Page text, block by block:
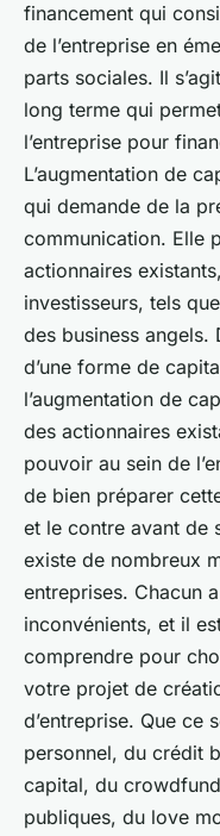
financement qui
de l’entreprise en
parts sociales. Il
long terme qui
l’entreprise pour
L’augmentation de
qui demande de la
communication. Elle
actionnaires
investisseurs, tels
des business angels.
d’une forme de
l’augmentation de
des actionnaires
pouvoir au sein de
de bien préparer
et le contre avant de
existe de nombreux
entreprises. Chacun
inconvénients, et il
comprendre pour
votre projet de
d’entreprise. Que ce
personnel, du crédit
capital, du
publiques, du love